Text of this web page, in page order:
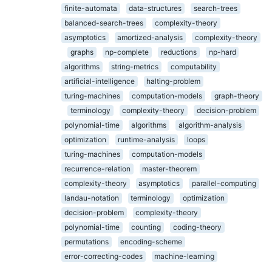
finite-automata
data-structures
search-trees
balanced-search-trees
complexity-theory
asymptotics
amortized-analysis
complexity-theory
graphs
np-complete reductions
np-hard
algorithms
string-metrics
computability
artificial-intelligence
halting-problem
turing-machines
computation-models
graph-theory
terminology
complexity-theory
decision-problem
polynomial-time
algorithms
algorithm-analysis
optimization
runtime-analysis
loops
turing-machines
computation-models
recurrence-relation
master-theorem
complexity-theory
asymptotics
parallel-computing
landau-notation
terminology
optimization
decision-problem
complexity-theory
polynomial-time
counting
coding-theory
permutations
encoding-scheme
error-correcting-codes
machine-learning